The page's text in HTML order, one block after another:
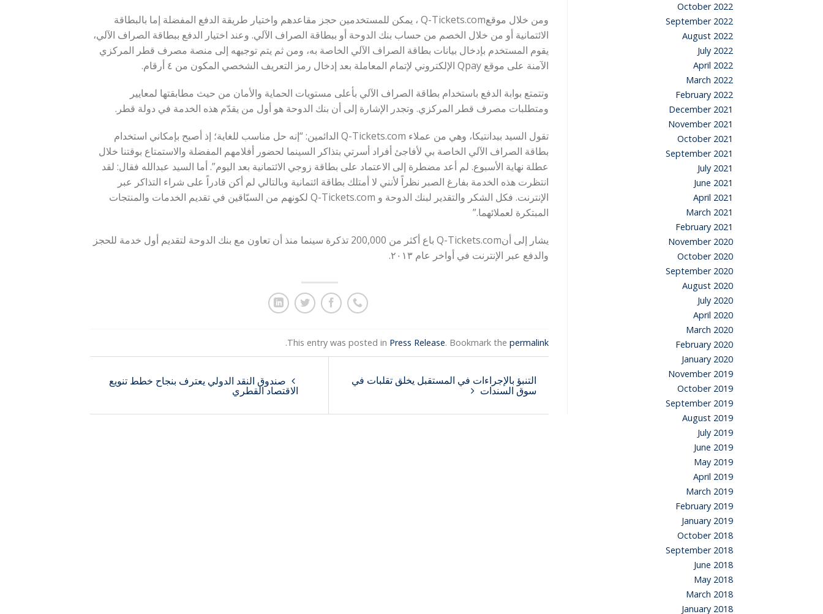
ومن خلال موقعQ-Tickets.com ، يمكن للمستخدمين حجز مقاعدهم واختيار طريقة الدفع المفضلة إما بالبطاقة
الائتمانية أو من خلال الخصم من حساب بنك الدوحة أو ببطاقة الصراف الآلي. وعند اختيار الدفع ببطاقة الصراف الآلي،
يقوم المستخدم بإدخال بيانات بطاقة الصراف الآلي الخاصة به، ومن ثم يتم توجيهه إلى منصة مصرف قطر المركزي
الآمنة على موقع ‪Qpay‬ الإلكتروني لإتمام المعاملة بعد إدخال رمز التعريف الشخصي المكون من ٤ أرقام.
وتتمتع بوابة الدفع باستخدام بطاقة الصراف الآلي بأعلى مستويات الحماية والأمان من حيث مطابقتها لمعايير
ومتطلبات مصرف قطر المركزي. وتجدر الإشارة إلى أن بنك الدوحة هو أول من يقدّم هذه الخدمة في دولة قطر.
تقول السيد بيدانتيكا، وهي من عملاء Q-Tickets.com الدائمين: “إنه حل مناسب للغاية؛ إذ أصبح بإمكاني استخدام
بطاقة الصراف الآلي الخاصة بي لأفاجئ أفراد أسرتي بتذاكر السينما لحضور أفلامهم المفضلة والاستمتاع بوقتنا خلال
عطلة نهاية الأسبوع. لم أعد مضطرة إلى الاعتماد على بطاقة زوجي الائتمانية بعد اليوم”. أما السيد عبدالله فقال: لقد
انتظرت هذه الخدمة بفارغ الصبر نظراً لأنني لا أمتلك بطاقة ائتمانية وبالتالي لم أكن قادراً على شراء التذاكر عبر
الإنترنت. فكل الشكر والتقدير لبنك الدوحة و Q-Tickets.com لكونهم من السبّاقين في تقديم الخدمات والمنتجات
المبتكرة لعملائهما.”
يشار إلى أنQ-Tickets.com باع أكثر من 200,000 تذكرة سينما منذ أن تعاون مع بنك الدوحة لتقديم أول خدمة للحجز
والدفع عبر الإنترنت في أواخر عام ٢٠١٣.
This entry was posted in Press Release. Bookmark the permalink
.
صندوق النقد الدولي يعترف بنجاح خطط تنويع
الاقتصاد القطري
التنبؤ بالإجراءات في المستقبل يخلق تقلبات في
سوق السندات
October 2022
September 2022
August 2022
July 2022
April 2022
March 2022
February 2022
December 2021
November 2021
October 2021
September 2021
July 2021
June 2021
April 2021
March 2021
February 2021
November 2020
October 2020
September 2020
August 2020
July 2020
April 2020
March 2020
February 2020
January 2020
November 2019
October 2019
September 2019
August 2019
July 2019
June 2019
May 2019
April 2019
March 2019
February 2019
January 2019
October 2018
September 2018
June 2018
May 2018
March 2018
January 2018